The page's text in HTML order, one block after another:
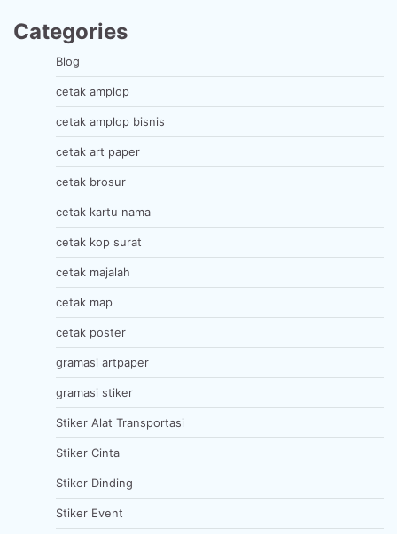
Categories
Blog
cetak amplop
cetak amplop bisnis
cetak art paper
cetak brosur
cetak kartu nama
cetak kop surat
cetak majalah
cetak map
cetak poster
gramasi artpaper
gramasi stiker
Stiker Alat Transportasi
Stiker Cinta
Stiker Dinding
Stiker Event